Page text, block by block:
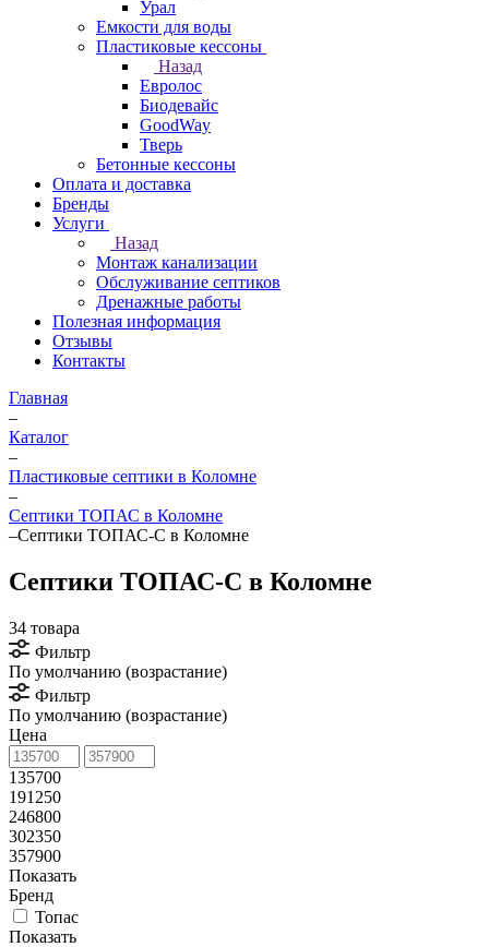
Урал
Емкости для воды
Пластиковые кессоны
Назад
Евролос
Биодевайс
GoodWay
Тверь
Бетонные кессоны
Оплата и доставка
Бренды
Услуги
Назад
Монтаж канализации
Обслуживание септиков
Дренажные работы
Полезная информация
Отзывы
Контакты
Главная
–
Каталог
–
Пластиковые септики в Коломне
–
Септики ТОПАС в Коломне
–Септики ТОПАС-С в Коломне
Септики ТОПАС-С в Коломне
34 товара
Фильтр
По умолчанию (возрастание)
Фильтр
По умолчанию (возрастание)
Цена
135700
191250
246800
302350
357900
Показать
Бренд
Топас
Показать